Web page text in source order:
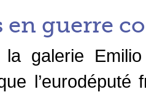
en guerre
la galerie